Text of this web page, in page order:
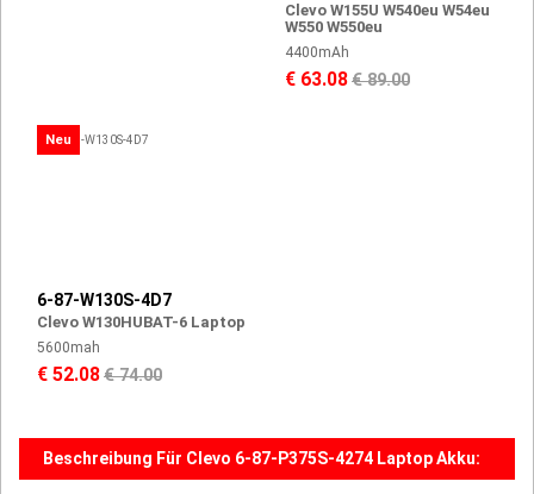
Clevo W155U W540eu W54eu
W550 W550eu
4400mAh
€ 63.08€ 89.00
Neu
6-87-W130S-4D7
Clevo W130HUBAT-6 Laptop
5600mah
€ 52.08€ 74.00
Beschreibung Für Clevo 6-87-P375S-4274 Laptop Akku: